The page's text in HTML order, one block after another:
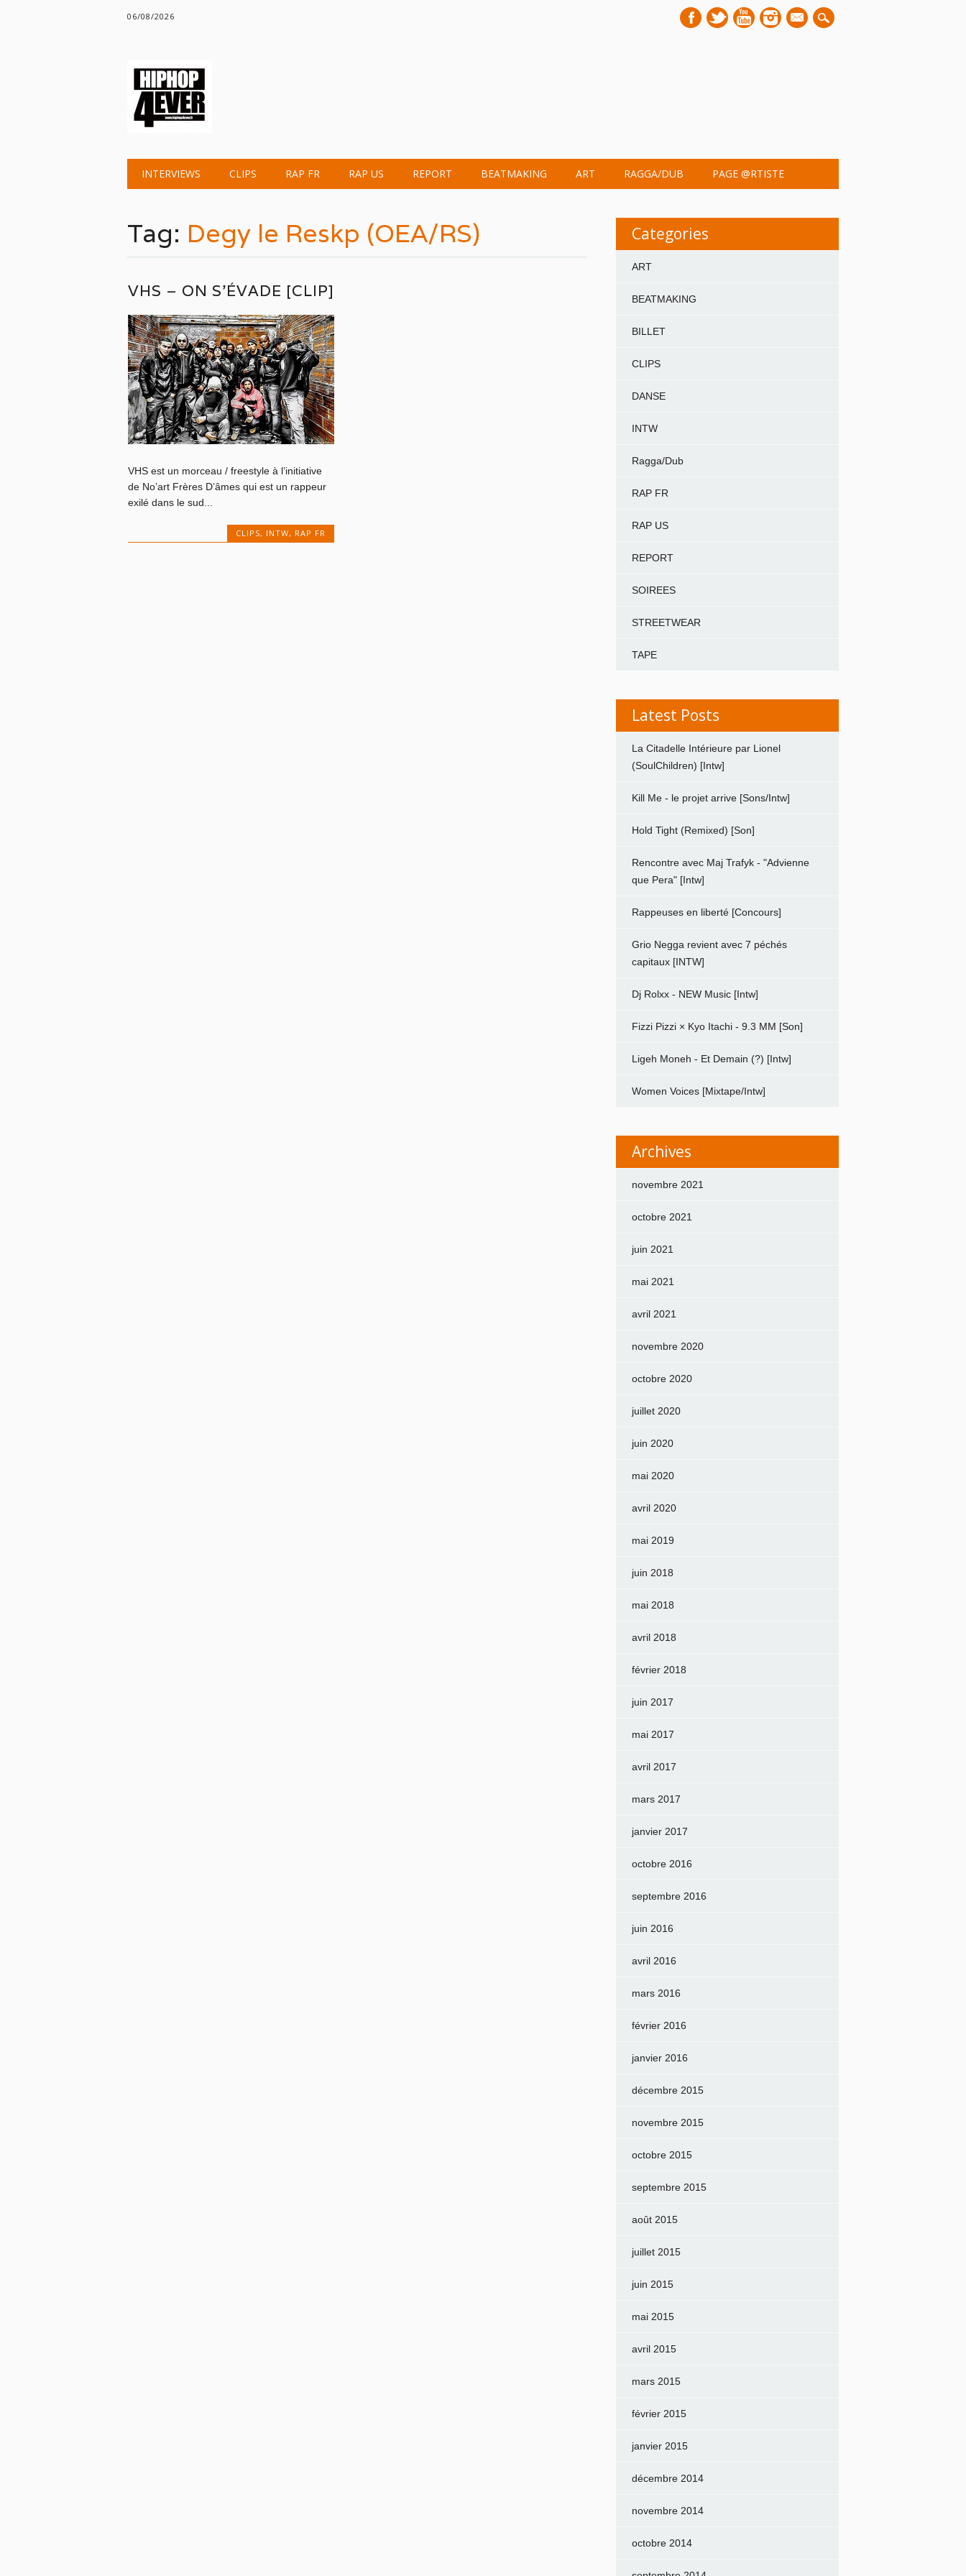
06/08/2026
mail
Main menu
INTERVIEWS CLIPS RAP FR RAP US REPORT BEATMAKING ART RAGGA/DUB PAGE @RTISTE
Tag: Degy le Reskp (OEA/RS)
VHS – ON S’ÉVADE [CLIP]
VHS est un morceau / freestyle à l’initiative
de No’art Frères D’âmes qui est un rappeur
exilé dans le sud...
CLIPS, INTW, RAP FR
Categories
ART
BEATMAKING
BILLET
CLIPS
DANSE
INTW
Ragga/Dub
RAP FR
RAP US
REPORT
SOIREES
STREETWEAR
TAPE
Latest Posts
La Citadelle Intérieure par Lionel
(SoulChildren) [Intw]
Kill Me - le projet arrive [Sons/Intw]
Hold Tight (Remixed) [Son]
Rencontre avec Maj Trafyk - "Advienne
que Pera" [Intw]
Rappeuses en liberté [Concours]
Grio Negga revient avec 7 péchés
capitaux [INTW]
Dj Rolxx - NEW Music [Intw]
Fizzi Pizzi × Kyo Itachi - 9.3 MM [Son]
Ligeh Moneh - Et Demain (?) [Intw]
Women Voices [Mixtape/Intw]
Archives
novembre 2021
octobre 2021
juin 2021
mai 2021
avril 2021
novembre 2020
octobre 2020
juillet 2020
juin 2020
mai 2020
avril 2020
mai 2019
juin 2018
mai 2018
avril 2018
février 2018
juin 2017
mai 2017
avril 2017
mars 2017
janvier 2017
octobre 2016
septembre 2016
juin 2016
avril 2016
mars 2016
février 2016
janvier 2016
décembre 2015
novembre 2015
octobre 2015
septembre 2015
août 2015
juillet 2015
juin 2015
mai 2015
avril 2015
mars 2015
février 2015
janvier 2015
décembre 2014
novembre 2014
octobre 2014